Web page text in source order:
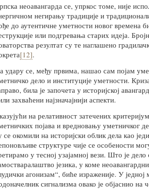
неоавангарда се, упркос томе, није
негирању традиције и
до аутентичне уметности новог времена
или подгревања старих идеја.
резултат су те наглашено
[12].
удару се, међу првима, нашао сам појам
дело и институције уметности.
била је започета у историјској
захваћени најзначајнији аспекти.
на релативност затечених
појава и вредновању уметничког
се окомили на историјски облик дела као
структуре чије се особености
у тесној узајамној вези. Што је дело
језика, у коме
агонизам“, биће израженије. У једној
сигнализма овако је објаснио